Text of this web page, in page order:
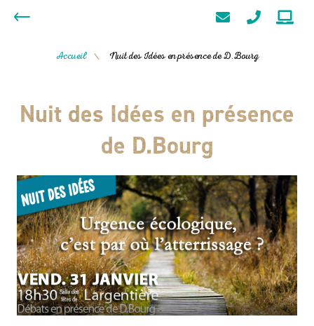
Accueil / Nuit des Idées en présence de D.Bourg
Nuit des Idées en présence
de D.Bourg